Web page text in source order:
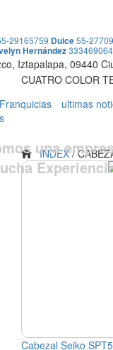
29165759 Dulce55-
Hernández
Iztapalapa, 09440
CUATRO COLOR
Franquicias
ultimas
una
INDEX/
Cabezal Seiko